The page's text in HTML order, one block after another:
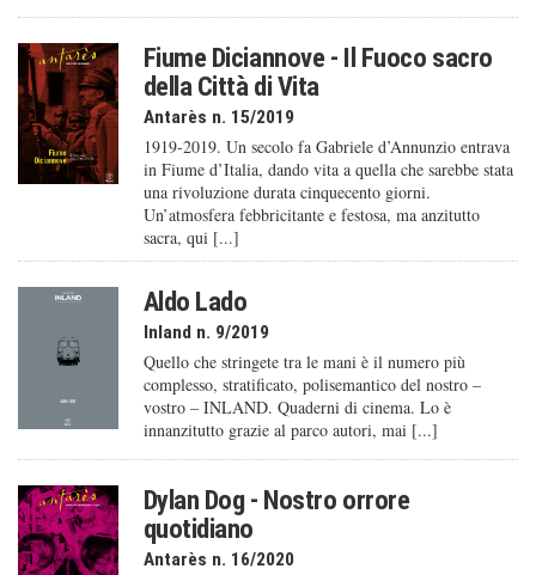
Fiume Diciannove - Il Fuoco sacro
della Città di Vita
Antarès n. 15/2019
1919-2019. Un secolo fa Gabriele d’Annunzio entrava
in Fiume d’Italia, dando vita a quella che sarebbe stata
una rivoluzione durata cinquecento giorni.
Un’atmosfera febbricitante e festosa, ma anzitutto
sacra, qui [...]
Aldo Lado
Inland n. 9/2019
Quello che stringete tra le mani è il numero più
complesso, stratificato, polisemantico del nostro –
vostro – INLAND. Quaderni di cinema. Lo è
innanzitutto grazie al parco autori, mai [...]
Dylan Dog - Nostro orrore
quotidiano
Antarès n. 16/2020